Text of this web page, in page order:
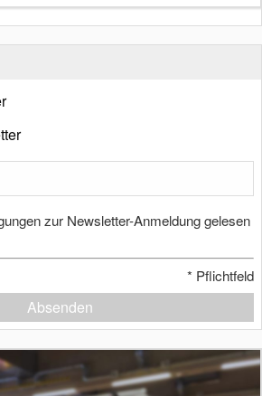
zur Newsletter-Anmeldung gelesen
* Pflichtfeld
Absenden